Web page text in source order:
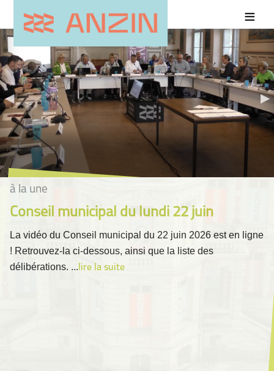
à la une
Conseil municipal du lundi 22 juin
La vidéo du Conseil municipal du 22 juin 2026 est en ligne
! Retrouvez-la ci-dessous, ainsi que la liste des
délibérations. ... lire la suite